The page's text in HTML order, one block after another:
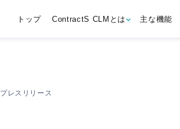
トップ ContractS CLMとは 主な機能
プレスリリース